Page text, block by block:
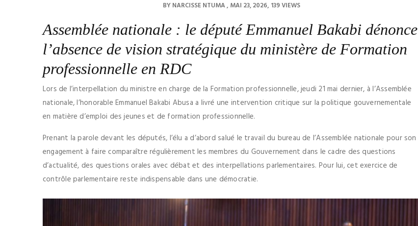
BYNARCISSE NTUMA MAI 23, 2026 139 VIEWS
Assemblée nationale : le député Emmanuel Bakabi dénonce
l’absence de vision stratégique du ministère de Formation
professionnelle en RDC
Lors de l’interpellation du ministre en charge de la Formation professionnelle, jeudi 21 mai dernier, à l’Assemblée
nationale, l’honorable Emmanuel Bakabi Abusa a livré une intervention critique sur la politique gouvernementale
en matière d’emploi des jeunes et de formation professionnelle.
Prenant la parole devant les députés, l’élu a d’abord salué le travail du bureau de l’Assemblée nationale pour son
engagement à faire comparaître régulièrement les membres du Gouvernement dans le cadre des questions
d’actualité, des questions orales avec débat et des interpellations parlementaires. Pour lui, cet exercice de
contrôle parlementaire reste indispensable dans une démocratie.